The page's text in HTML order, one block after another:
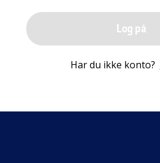
Log på
Har du ikke konto?